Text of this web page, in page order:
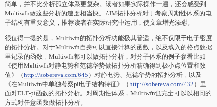
简单，并不比分析孤立体系更复杂。读者如果实际操作一遍，还会感受到
Multiwfn做这些分析的速度相当快。AIM拓扑分析对于考察周期性体系的电
子结构有重要意义，推荐读者在实际研究中运用，使文章增光添彩。
很值得一提的是，Multiwfn的拓扑分析功能极其普适，绝不仅限于电子密度
的拓扑分析。对于Multiwfn自身可以直接计算的函数，以及载入的格点数据
里记录的函数，Multiwfn都可以做拓扑分析，对分子体系的例子参看比如
《使用Multiwfn对静电势和范德华势做拓扑分析精确得到极小点位置和数
值》（http://sobereva.com/645 ）对静电势、范德华势的拓扑分析，以及
《在Multiwfn中单独考察pi电子结构特征》（http://sobereva.com/432 ）里
面对ELF-pi函数的拓扑分析。对周期性体系，Multiwfn也完全可以以相同的
方式对任意函数做拓扑分析。